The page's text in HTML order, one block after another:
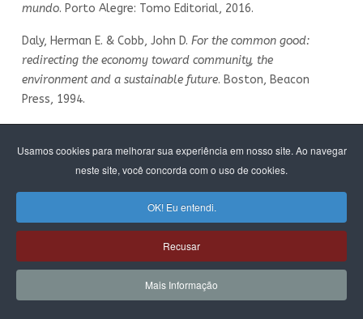
Usamos cookies para melhorar sua experiência em nosso site. Ao navegar
neste site, você concorda com o uso de cookies.
OK! Eu entendi.
Recusar
Mais Informação
mundo. Porto Alegre: Tomo Editorial, 2016.
Daly, Herman E. & Cobb, John D. For the common good:
redirecting the economy toward community, the
environment and a sustainable future. Boston, Beacon
Press, 1994.
behind the world’s most powerful number. Londres: Zed
Books, 2013.
Capitalism and degrowth: an
impossibility theorem. Monthly Review,62(8), Janeiro 2011.
Georgescu-Roegen, Nicholas.The Entropy Law and the
economic process. Harvard: Harvard U.P., 1971.